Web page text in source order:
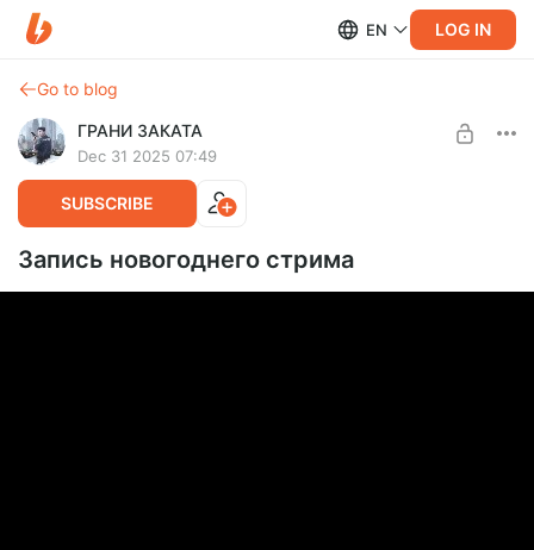
EN LOG IN
Go to blog
ГРАНИ ЗАКАТА
Dec 31 2025 07:49
SUBSCRIBE
Запись новогоднего стрима